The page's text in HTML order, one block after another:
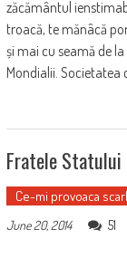
zăcământul
troacă, te mănâcă
și mai cu seamă de
Mondialii. Societatea
Fratele Statului
Ce-mi provoaca
June 20, 2014
51